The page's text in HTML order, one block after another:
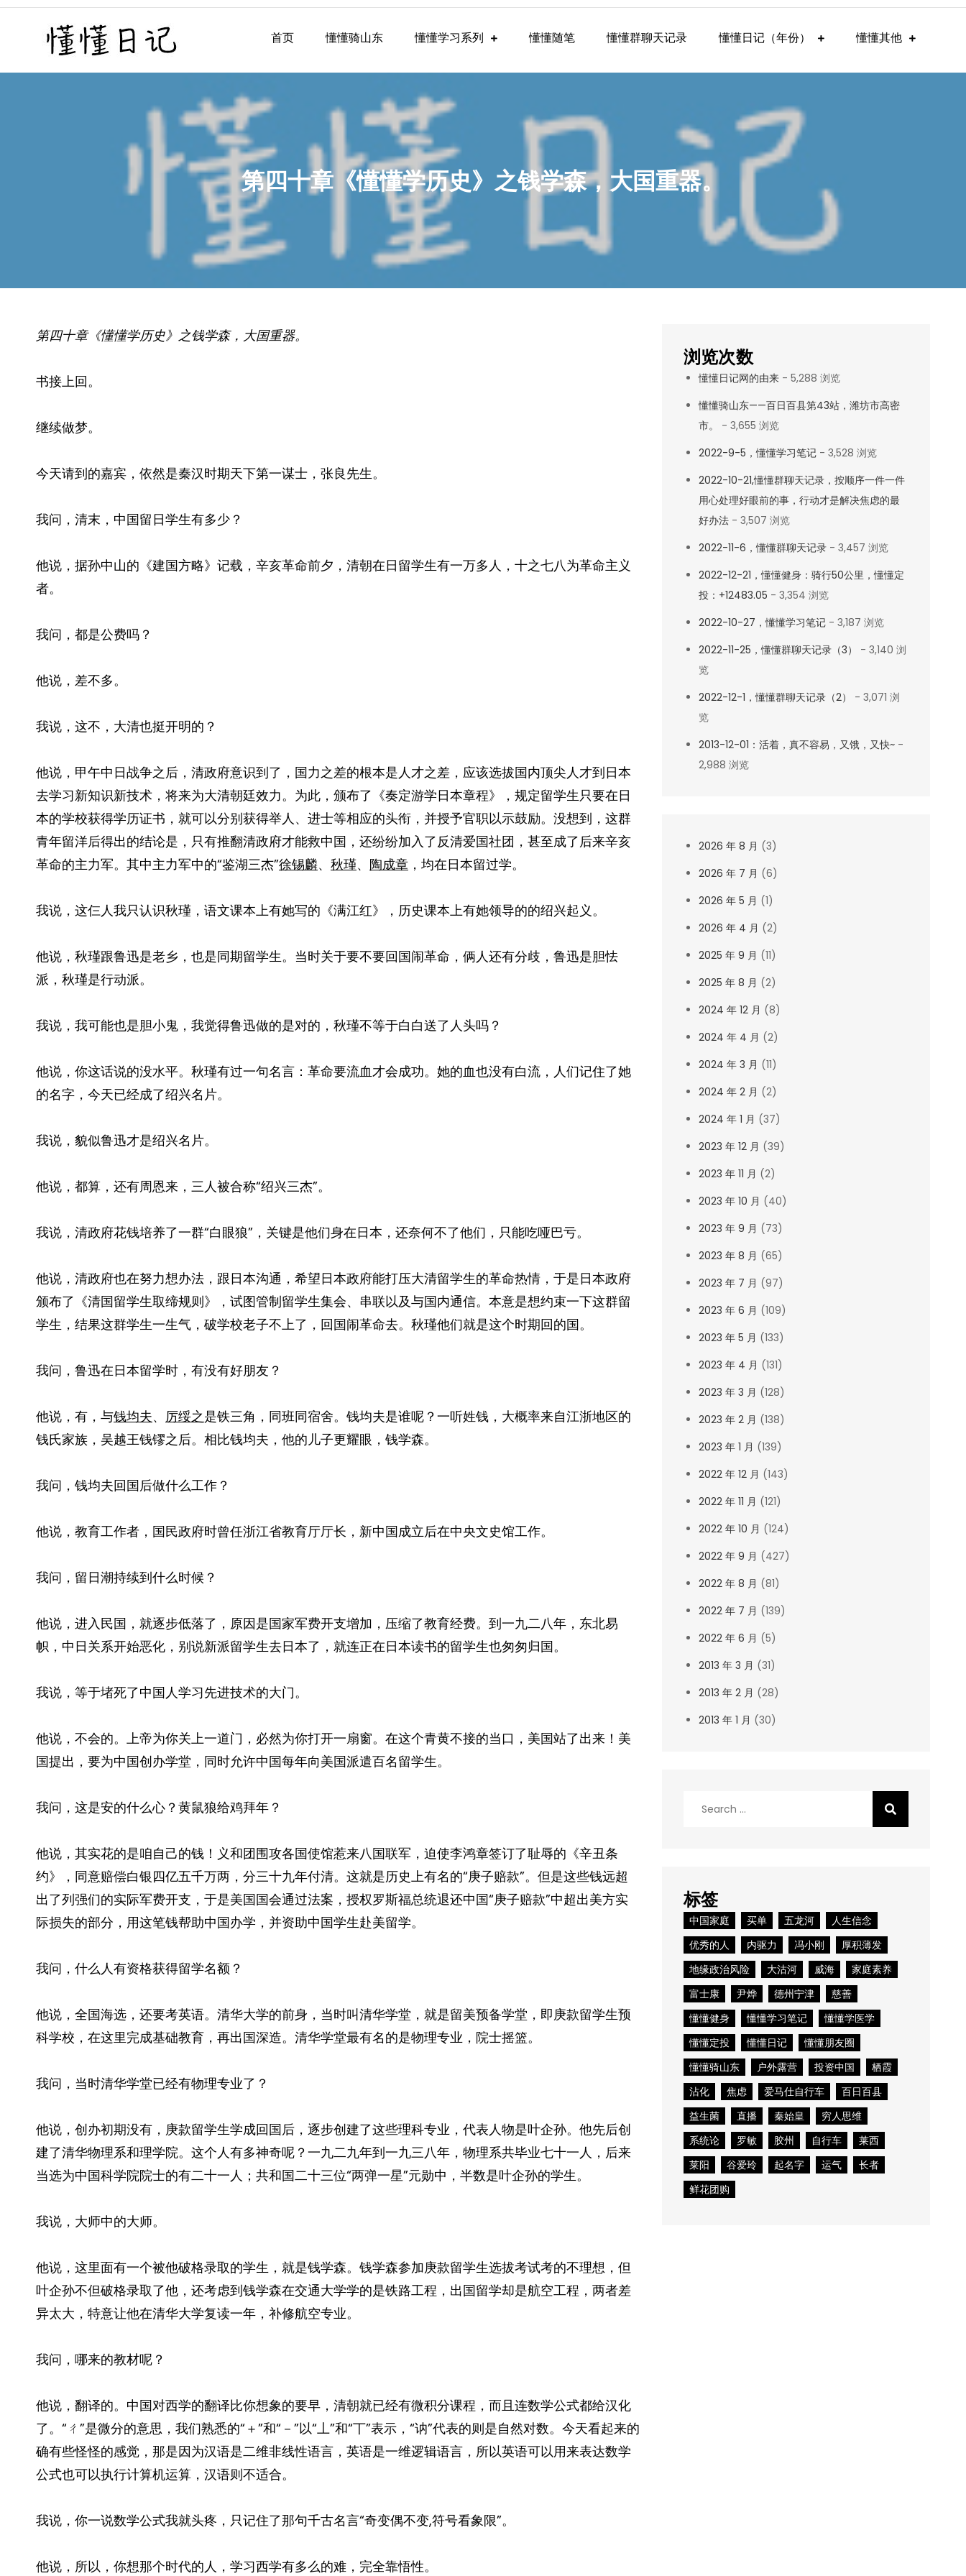
Skip
懂懂日记
懂懂日记网每天同步更新懂懂学习群内容
首页 懂懂骑山东 懂懂学习系列 懂懂随笔 懂懂群聊天记录 懂懂日记（年份） 懂懂其他
第四十章《懂懂学历史》之钱学森，大国重器。
第四十章《懂懂学历史》之钱学森，大国重器。
书接上回。
继续做梦。
今天请到的嘉宾，依然是秦汉时期天下第一谋士，张良先生。
我问，清末，中国留日学生有多少？
他说，据孙中山的《建国方略》记载，辛亥革命前夕，清朝在日留学生有一万多人，十之七八为革命主义
者。
我问，都是公费吗？
他说，差不多。
我说，这不，大清也挺开明的？
他说，甲午中日战争之后，清政府意识到了，国力之差的根本是人才之差，应该选拔国内顶尖人才到日本
去学习新知识新技术，将来为大清朝廷效力。为此，颁布了《奏定游学日本章程》，规定留学生只要在日
本的学校获得学历证书，就可以分别获得举人、进士等相应的头衔，并授予官职以示鼓励。没想到，这群
青年留洋后得出的结论是，只有推翻清政府才能救中国，还纷纷加入了反清爱国社团，甚至成了后来辛亥
革命的主力军。其中主力军中的“鉴湖三杰”徐锡麟、 秋瑾、 陶成章 ，均在日本留过学。
我说，这仨人我只认识秋瑾，语文课本上有她写的《满江红》，历史课本上有她领导的的绍兴起义。
他说，秋瑾跟鲁迅是老乡，也是同期留学生。当时关于要不要回国闹革命，俩人还有分歧，鲁迅是胆怯
派，秋瑾是行动派。
我说，我可能也是胆小鬼，我觉得鲁迅做的是对的，秋瑾不等于白白送了人头吗？
他说，你这话说的没水平。秋瑾有过一句名言：革命要流血才会成功。她的血也没有白流，人们记住了她
的名字，今天已经成了绍兴名片。
我说，貌似鲁迅才是绍兴名片。
他说，都算，还有周恩来，三人被合称“绍兴三杰”。
我说，清政府花钱培养了一群“白眼狼”，关键是他们身在日本，还奈何不了他们，只能吃哑巴亏。
他说，清政府也在努力想办法，跟日本沟通，希望日本政府能打压大清留学生的革命热情，于是日本政府
颁布了《清国留学生取缔规则》，试图管制留学生集会、串联以及与国内通信。本意是想约束一下这群留
学生，结果这群学生一生气，破学校老子不上了，回国闹革命去。秋瑾他们就是这个时期回的国。
我问，鲁迅在日本留学时，有没有好朋友？
他说，有，与钱均夫、 厉绥之是铁三角，同班同宿舍。钱均夫是谁呢？一听姓钱，大概率来自江浙地区的
钱氏家族，吴越王钱镠之后。相比钱均夫，他的儿子更耀眼，钱学森。
我问，钱均夫回国后做什么工作？
他说，教育工作者，国民政府时曾任浙江省教育厅厅长，新中国成立后在中央文史馆工作。
我问，留日潮持续到什么时候？
他说，进入民国，就逐步低落了，原因是国家军费开支增加，压缩了教育经费。到一九二八年，东北易
帜，中日关系开始恶化，别说新派留学生去日本了，就连正在日本读书的留学生也匆匆归国。
我说，等于堵死了中国人学习先进技术的大门。
他说，不会的。上帝为你关上一道门，必然为你打开一扇窗。在这个青黄不接的当口，美国站了出来！美
国提出，要为中国创办学堂，同时允许中国每年向美国派遣百名留学生。
我问，这是安的什么心？黄鼠狼给鸡拜年？
他说，其实花的是咱自己的钱！义和团围攻各国使馆惹来八国联军，迫使李鸿章签订了耻辱的《辛丑条
约》，同意赔偿白银四亿五千万两，分三十九年付清。这就是历史上有名的“庚子赔款”。但是这些钱远超
出了列强们的实际军费开支，于是美国国会通过法案，授权罗斯福总统退还中国“庚子赔款”中超出美方实
际损失的部分，用这笔钱帮助中国办学，并资助中国学生赴美留学。
我问，什么人有资格获得留学名额？
他说，全国海选，还要考英语。清华大学的前身，当时叫清华学堂，就是留美预备学堂，即庚款留学生预
科学校，在这里完成基础教育，再出国深造。清华学堂最有名的是物理专业，院士摇篮。
我问，当时清华学堂已经有物理专业了？
他说，创办初期没有，庚款留学生学成回国后，逐步创建了这些理科专业，代表人物是叶企孙。他先后创
建了清华物理系和理学院。这个人有多神奇呢？一九二九年到一九三八年，物理系共毕业七十一人，后来
当选为中国科学院院士的有二十一人；共和国二十三位“两弹一星”元勋中，半数是叶企孙的学生。
我说，大师中的大师。
他说，这里面有一个被他破格录取的学生，就是钱学森。钱学森参加庚款留学生选拔考试考的不理想，但
叶企孙不但破格录取了他，还考虑到钱学森在交通大学学的是铁路工程，出国留学却是航空工程，两者差
异太大，特意让他在清华大学复读一年，补修航空专业。
我问，哪来的教材呢？
他说，翻译的。中国对西学的翻译比你想象的要早，清朝就已经有微积分课程，而且连数学公式都给汉化
了。“ㄔ”是微分的意思，我们熟悉的“＋”和“－”以“丄”和“丅”表示，“讷”代表的则是自然对数。今天看起来的
确有些怪怪的感觉，那是因为汉语是二维非线性语言，英语是一维逻辑语言，所以英语可以用来表达数学
公式也可以执行计算机运算，汉语则不适合。
我说，你一说数学公式我就头疼，只记住了那句千古名言“奇变偶不变,符号看象限”。
他说，所以，你想那个时代的人，学习西学有多么的难，完全靠悟性。
浏览次数
懂懂日记网的由来- 5,288 浏览
懂懂骑山东——百日百县第43站，潍坊市高密
市。
- 3,655 浏览
2022-9-5，懂懂学习笔记- 3,528 浏览
2022-10-21,懂懂群聊天记录，按顺序一件一件
用心处理好眼前的事，行动才是解决焦虑的最
好办法- 3,507 浏览
2022-11-6，懂懂群聊天记录- 3,457 浏览
2022-12-21，懂懂健身：骑行50公里，懂懂定
投：+12483.05 - 3,354 浏览
2022-10-27，懂懂学习笔记- 3,187 浏览
2022-11-25，懂懂群聊天记录（3）
- 3,140 浏
览
2022-12-1，懂懂群聊天记录（2）
- 3,071 浏
览
2013-12-01：活着，真不容易，又饿，又快~-
2,988 浏览
2026 年 8 月 (3)
2026 年 7 月 (6)
2026 年 5 月 (1)
2026 年 4 月 (2)
2025 年 9 月 (11)
2025 年 8 月 (2)
2024 年 12 月 (8)
2024 年 4 月 (2)
2024 年 3 月 (11)
2024 年 2 月 (2)
2024 年 1 月 (37)
2023 年 12 月 (39)
2023 年 11 月 (2)
2023 年 10 月 (40)
2023 年 9 月 (73)
2023 年 8 月 (65)
2023 年 7 月 (97)
2023 年 6 月 (109)
2023 年 5 月 (133)
2023 年 4 月 (131)
2023 年 3 月 (128)
2023 年 2 月 (138)
2023 年 1 月 (139)
2022 年 12 月 (143)
2022 年 11 月 (121)
2022 年 10 月 (124)
2022 年 9 月 (427)
2022 年 8 月 (81)
2022 年 7 月 (139)
2022 年 6 月 (5)
2013 年 3 月 (31)
2013 年 2 月 (28)
2013 年 1 月 (30)
标签
中国家庭 买单 五龙河
人生信念
优秀的人
内驱力 冯小刚
厚积薄发
地缘政治风险
大沽河 威海
家庭素养
富士康
尹烨 德州宁津
慈善
懂懂健身
懂懂学习笔记
懂懂学医学
懂懂定投
懂懂日记
懂懂朋友圈
懂懂骑山东
户外露营 投资中国
栖霞
沾化
焦虑 爱马仕自行车
百日百县
益生菌
直播 秦始皇
穷人思维
系统论
罗敏 胶州 自行车
莱西
莱阳
谷爱玲 起名字 运气
长者
鲜花团购